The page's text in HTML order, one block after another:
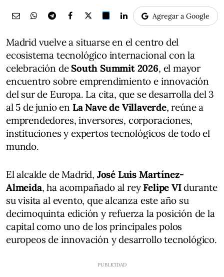
Agregar a Google
Madrid vuelve a situarse en el centro del
ecosistema tecnológico internacional con la
celebración deSouth Summit 2026, el mayor
encuentro sobre emprendimiento e innovación
del sur de Europa. La cita, que se desarrolla del 3
al 5 de junio en La Nave de Villaverde, reúne a
emprendedores, inversores, corporaciones,
instituciones y expertos tecnológicos de todo el
mundo.
El alcalde de Madrid, José Luis Martínez-
Almeida, ha acompañado al rey Felipe VIdurante
su visita al evento, que alcanza este año su
decimoquinta edición y refuerza la posición de la
capital como uno de los principales polos
europeos de innovación y desarrollo tecnológico.